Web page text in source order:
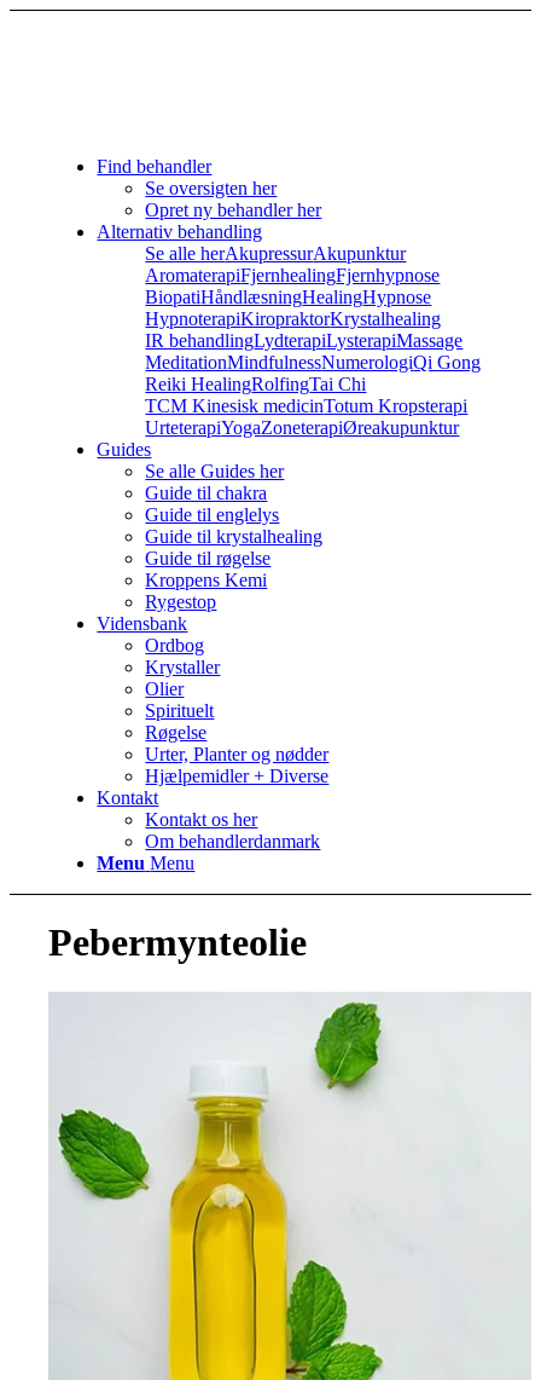
Find behandler
Se oversigten her
Opret ny behandler her
Alternativ behandling
Se alle herAkupressurAkupunktur
AromaterapiFjernhealingFjernhypnose
BiopatiHåndlæsningHealingHypnose
HypnoterapiKiropraktorKrystalhealing
IR behandlingLydterapiLysterapiMassage
MeditationMindfulnessNumerologiQi Gong
Reiki HealingRolfingTai Chi
TCM Kinesisk medicinTotum Kropsterapi
UrteterapiYogaZoneterapiØreakupunktur
Guides
Se alle Guides her
Guide til chakra
Guide til englelys
Guide til krystalhealing
Guide til røgelse
Kroppens Kemi
Rygestop
Vidensbank
Ordbog
Krystaller
Olier
Spirituelt
Røgelse
Urter, Planter og nødder
Hjælpemidler + Diverse
Kontakt
Kontakt os her
Om behandlerdanmark
Menu Menu
Pebermynteolie